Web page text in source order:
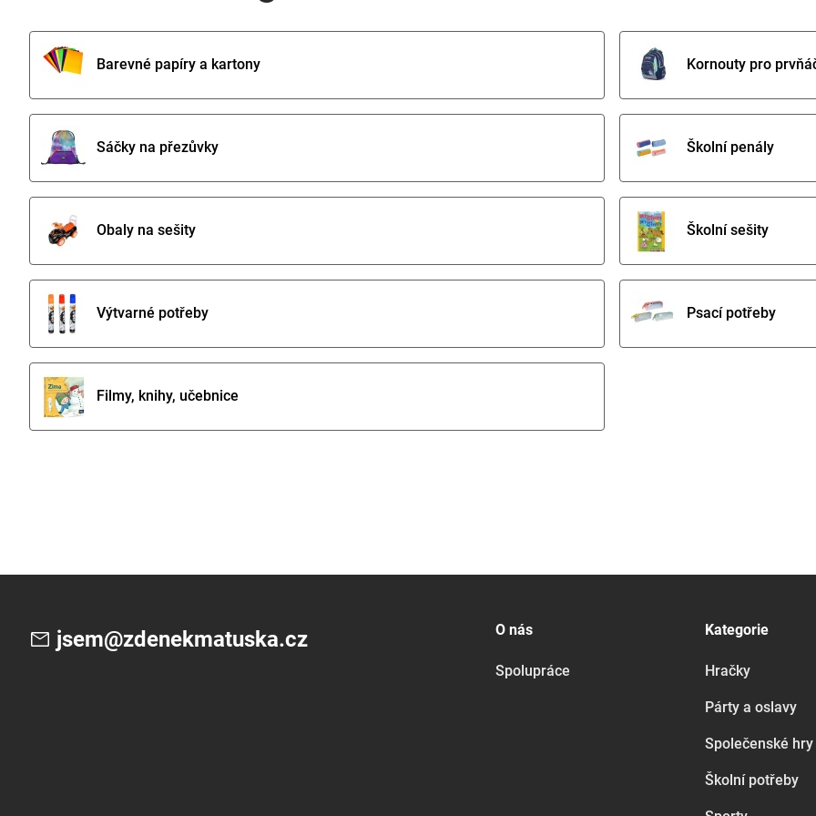
Barevné papíry a kartony Kornouty pro
Sáčky na přezůvky Školní penály
Obaly na sešity Školní sešity
Výtvarné potřeby Psací potřeby
Filmy, knihy, učebnice
jsem@zdenekmatuska.cz O nás
Spolupráce
Kategorie
Hračky
Párty a oslavy
Společenské hry
Školní potřeby